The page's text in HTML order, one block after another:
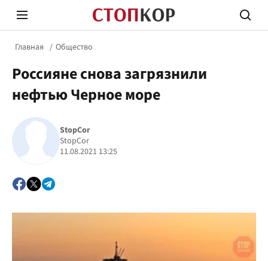
Стоп Политической Коррупции
Политика
Главная Общество
Россияне снова загрязнили
нефтью Черное море
StopCor
StopCor
11.08.2021 13:25